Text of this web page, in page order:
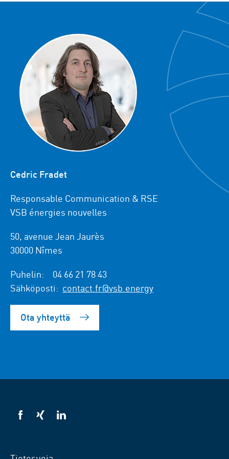
Cedric Fradet
Responsable Communication & RSE
VSB énergies nouvelles
50, avenue Jean Jaurès
30000 Nîmes
Puhelin:
04 66 21 78 43
Sähköposti: contact.fr@vsb.energy
Ota yhteyttä
VSB
VSB
VSB